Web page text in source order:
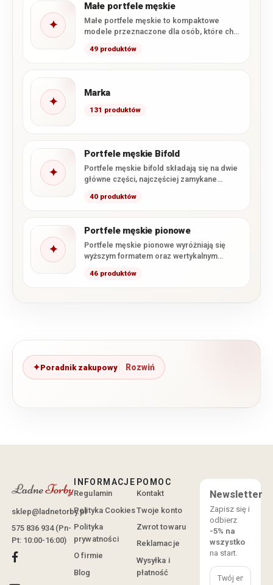
✦
Małe portfele męskie
Małe portfele męskie to kompaktowe
modele przeznaczone dla osób, które chcą
banknoty…
49 produktów
✦
Marka
131 produktów
✦
Portfele męskie Bifold
Portfele męskie bifold składają się na dwie
główne części, najczęściej zamykane
40 produktów
✦
Portfele męskie pionowe
Portfele męskie pionowe wyróżniają się
wyższym formatem oraz wertykalnym
znajdują…
46 produktów
Poradnik zakupowy
sklep@ladnetorby.pl
575 836 934 (Pn-
Pt: 10:00-16:00)
INFORMACJE
Regulamin
Polityka Cookies
Polityka
prywatności
O firmie
Blog
POMOC
Kontakt
Twoje konto
Zwrot towaru
Reklamacje
Wysyłka i
płatność
Newsletter
Zapisz się i
odbierz
-5% na
wszystko
na start.